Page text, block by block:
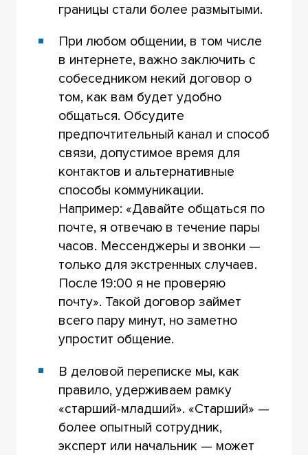
границы стали более размытыми.
При любом общении, в том числе
в интернете, важно заключить с
собеседником некий договор о
том, как вам будет удобно
общаться. Обсудите
предпочтительный канал и способ
связи, допустимое время для
контактов и альтернативные
способы коммуникации.
Например: «Давайте общаться по
почте, я отвечаю в течение пары
часов. Мессенджеры и звонки —
только для экстренных случаев.
После 19:00 я не проверяю
почту». Такой договор займет
всего пару минут, но заметно
упростит общение.
В деловой переписке мы, как
правило, удерживаем рамку
«старший-младший». «Старший» —
более опытный сотрудник,
эксперт или начальник — может